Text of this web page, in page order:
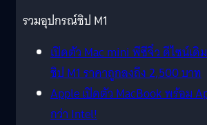
รวมอุปกรณ์ชิป M1
เปิดตัว Mac mini พีซีจิ๋ว ดีไซน์เดิ
ชิป M1 ราคาถูกลงถึง 2,500 บาท
Apple เปิดตัว MacBook พร้อม
กว่า Intel!